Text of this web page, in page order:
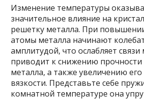
Изменение температуры
значительное влияние на
решетку металла. При
атомы металла начинают
амплитудой, что ослабляет
приводит к снижению прочности
металла, а также увеличению его
вязкости. Представьте себе
комнатной температуре она